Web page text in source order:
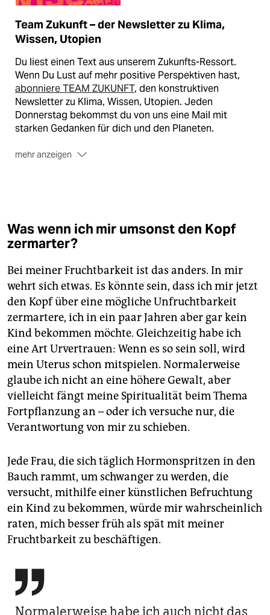
Team Zukunft – der Newsletter zu Klima,
Wissen, Utopien
Du liest einen Text aus unserem Zukunfts-Ressort.
Wenn Du Lust auf mehr positive Perspektiven hast,
abonniere TEAM ZUKUNFT, den konstruktiven
Newsletter zu Klima, Wissen, Utopien. Jeden
Donnerstag bekommst du von uns eine Mail mit
starken Gedanken für dich und den Planeten.
mehr anzeigen
Was wenn ich mir umsonst den Kopf
zermarter?
Bei meiner Fruchtbarkeit ist das anders. In mir
wehrt sich etwas. Es könnte sein, dass ich mir jetzt
den Kopf über eine mögliche Unfruchtbarkeit
zermartere, ich in ein paar Jahren aber gar kein
Kind bekommen möchte. Gleichzeitig habe ich
eine Art Urvertrauen: Wenn es so sein soll, wird
mein Uterus schon mitspielen. Normalerweise
glaube ich nicht an eine höhere Gewalt, aber
vielleicht fängt meine Spiritualität beim Thema
Fortpflanzung an – oder ich versuche nur, die
Verantwortung von mir zu schieben.
Jede Frau, die sich täglich Hormonspritzen in den
Bauch rammt, um schwanger zu werden, die
versucht, mithilfe einer künstlichen Befruchtung
ein Kind zu bekommen, würde mir wahrscheinlich
raten, mich besser früh als spät mit meiner
Fruchtbarkeit zu beschäftigen.
